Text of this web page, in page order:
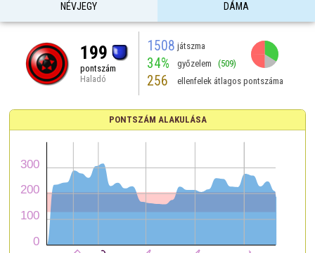
NÉVJEGY DÁMA
199
pontszám
Haladó
1508 játszma
34% győzelem (509)
256 ellenfelek átlagos pontszáma
PONTSZÁM ALAKULÁSA